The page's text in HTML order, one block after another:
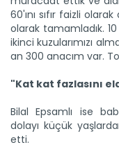
60'ını sıfır faizli
olarak tamamladık.
ikinci kuzularımızı
an 300 anacım var.
"Kat kat fazlasını
Bilal Epsamlı ise
dolayı küçük
etti.
Erzincan’ın Tercan
Devamını Oku ->